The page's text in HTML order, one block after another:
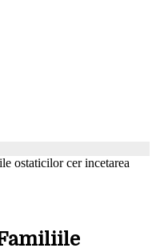
ostaticilor cer incetarea